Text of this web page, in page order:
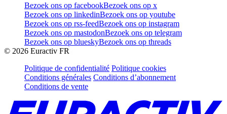
Bezoek ons op facebookBezoek ons op x
Bezoek ons op linkedinBezoek ons op youtube
Bezoek ons op rss-feedBezoek ons op instagram
Bezoek ons op mastodonBezoek ons op telegram
Bezoek ons op blueskyBezoek ons op threads
© 2026 Euractiv FR
Politique de confidentialité Politique cookies
Conditions générales Conditions d’abonnement
Conditions de vente